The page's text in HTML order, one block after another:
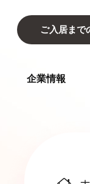
ご入居まで
企業情報